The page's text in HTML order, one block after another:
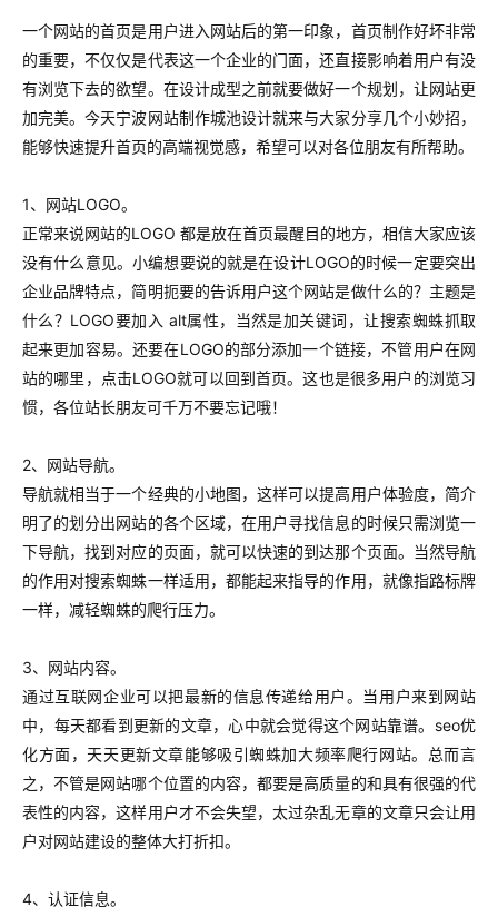
一个网站的首页是用户进入网站后的第一印象，首页制作好坏非常
的重要，不仅仅是代表这一个企业的门面，还直接影响着用户有没
有浏览下去的欲望。在设计成型之前就要做好一个规划，让网站更
加完美。今天宁波网站制作城池设计就来与大家分享几个小妙招，
能够快速提升首页的高端视觉感，希望可以对各位朋友有所帮助。
1、网站LOGO。
正常来说网站的LOGO 都是放在首页最醒目的地方，相信大家应该
没有什么意见。小编想要说的就是在设计LOGO的时候一定要突出
企业品牌特点，简明扼要的告诉用户这个网站是做什么的？主题是
什么？LOGO要加入 alt属性，当然是加关键词，让搜索蜘蛛抓取
起来更加容易。还要在LOGO的部分添加一个链接，不管用户在网
站的哪里，点击LOGO就可以回到首页。这也是很多用户的浏览习
惯，各位站长朋友可千万不要忘记哦！
2、网站导航。
导航就相当于一个经典的小地图，这样可以提高用户体验度，简介
明了的划分出网站的各个区域，在用户寻找信息的时候只需浏览一
下导航，找到对应的页面，就可以快速的到达那个页面。当然导航
的作用对搜索蜘蛛一样适用，都能起来指导的作用，就像指路标牌
一样，减轻蜘蛛的爬行压力。
3、网站内容。
通过互联网企业可以把最新的信息传递给用户。当用户来到网站
中，每天都看到更新的文章，心中就会觉得这个网站靠谱。seo优
化方面，天天更新文章能够吸引蜘蛛加大频率爬行网站。总而言
之，不管是网站哪个位置的内容，都要是高质量的和具有很强的代
表性的内容，这样用户才不会失望，太过杂乱无章的文章只会让用
户对网站建设的整体大打折扣。
4、认证信息。